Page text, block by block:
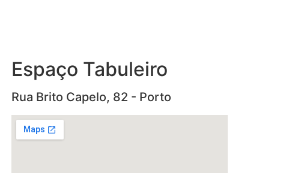
Espaço Tabuleiro
Rua Brito Capelo, 82 - Porto